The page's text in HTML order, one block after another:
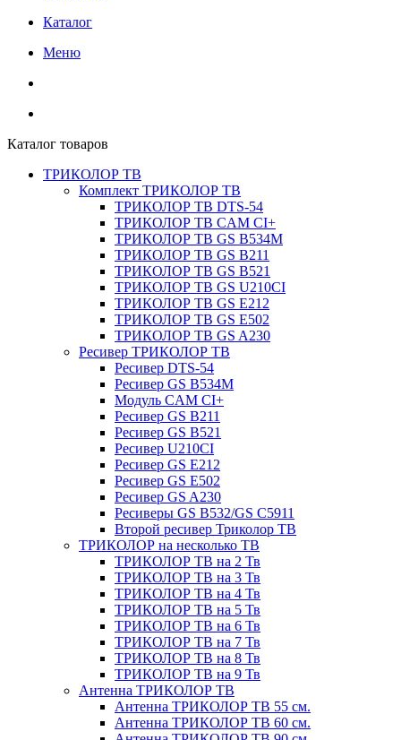
Каталог
Меню
Каталог товаров
ТРИКОЛОР ТВ
Комплект ТРИКОЛОР ТВ
ТРИКОЛОР ТВ DTS-54
ТРИКОЛОР ТВ CAM CI+
ТРИКОЛОР ТВ GS B534M
ТРИКОЛОР ТВ GS B211
ТРИКОЛОР ТВ GS B521
ТРИКОЛОР ТВ GS U210CI
ТРИКОЛОР ТВ GS E212
ТРИКОЛОР ТВ GS E502
ТРИКОЛОР ТВ GS A230
Ресивер ТРИКОЛОР ТВ
Ресивер DTS-54
Ресивер GS B534M
Модуль CAM CI+
Ресивер GS B211
Ресивер GS B521
Ресивер U210CI
Ресивер GS E212
Ресивер GS E502
Ресивер GS A230
Ресиверы GS B532/GS C5911
Второй ресивер Триколор ТВ
ТРИКОЛОР на несколько ТВ
ТРИКОЛОР ТВ на 2 Тв
ТРИКОЛОР ТВ на 3 Тв
ТРИКОЛОР ТВ на 4 Тв
ТРИКОЛОР ТВ на 5 Тв
ТРИКОЛОР ТВ на 6 Тв
ТРИКОЛОР ТВ на 7 Тв
ТРИКОЛОР ТВ на 8 Тв
ТРИКОЛОР ТВ на 9 Тв
Антенна ТРИКОЛОР ТВ
Антенна ТРИКОЛОР ТВ 55 см.
Антенна ТРИКОЛОР ТВ 60 см.